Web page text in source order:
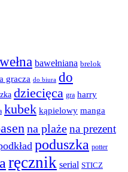
bawełniana brelok
gracza do biura do
dziecięca gra harry
kubek kąpielowy manga
na plażena prezent
poduszka potter
ręcznik serial STICZ